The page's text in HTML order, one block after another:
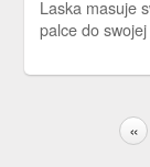
Laska masuje
palce do
«